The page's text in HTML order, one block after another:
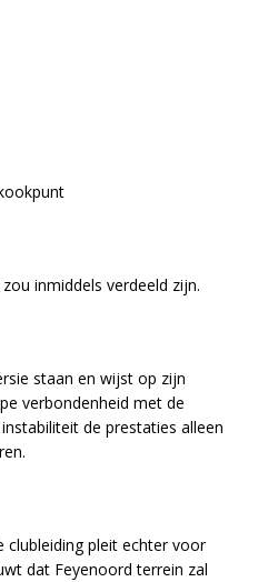
inmiddels verdeeld zijn.
staan en wijst op zijn
verbondenheid met de
de prestaties alleen
clubleiding pleit echter voor
dat Feyenoord terrein zal